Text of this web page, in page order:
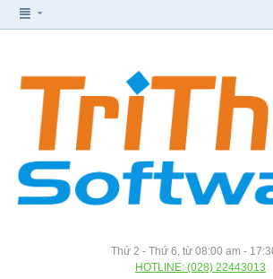
Thứ 2 - Thứ 6, từ 08:00 am -
HOTLINE: (028) 22443013